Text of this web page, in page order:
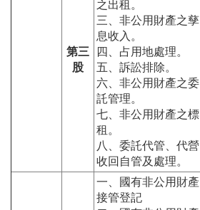
第三
股
之出租。
三、非公用財產之孳
息收入。
四、占用地處理。
五、訴訟排除。
六、非公用財產之委
託管理。
七、非公用財產之標
租。
八、委託代管、代營
收回自管及處理。
一、國有非公用財產
接管登記